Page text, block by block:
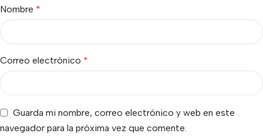
Nombre *
Correo electrónico *
Guarda mi nombre, correo electrónico y web en este
navegador para la próxima vez que comente.